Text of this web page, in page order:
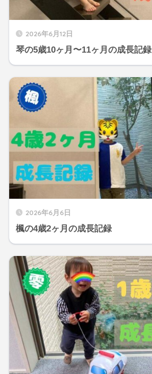
2026年6月12日
琴の5歳10ヶ月〜11ヶ月の成長記録
2026年6月6日
楓の4歳2ヶ月の成長記録